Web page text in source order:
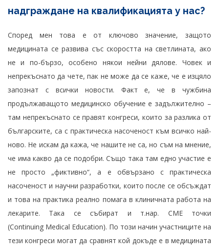
надграждане на квалификацията у нас?
Според мен това е от ключово значение, защото
медицината се развива със скоростта на светлината, ако
не и по-бързо, особено някои нейни дялове. Човек и
непрекъснато да чете, пак не може да се каже, че е изцяло
запознат с всички новости. Факт е, че в чужбина
продължаващото медицинско обучение е задължително –
там непрекъснато се правят конгреси, които за разлика от
българските, са с практическа насоченост към всичко най-
ново. Не искам да кажа, че нашите не са, но съм на мнение,
че има какво да се подобри. Също така там едно участие е
не просто „фиктивно“, а е обвързано с практическа
насоченост и научни разработки, които после се обсъждат
и това на практика реално помага в клиничната работа на
лекарите. Така се събират и т.нар. CME точки
(Continuing Medical Education). По този начин участниците на
тези конгреси могат да сравнят кой докъде е в медицината